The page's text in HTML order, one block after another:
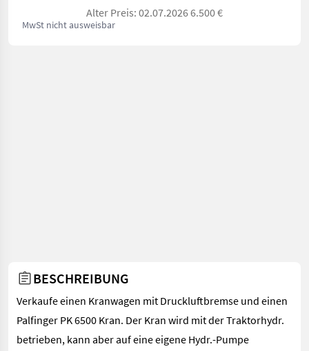
Alter Preis: 02.07.2026 6.500 €
MwSt nicht ausweisbar
BESCHREIBUNG
Verkaufe einen Kranwagen mit Druckluftbremse und einen
Palfinger PK 6500 Kran. Der Kran wird mit der Traktorhydr.
betrieben, kann aber auf eine eigene Hydr.-Pumpe